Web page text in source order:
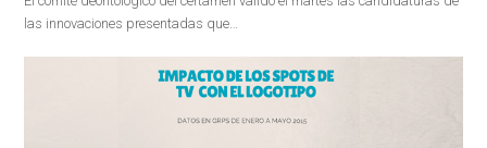
las innovaciones presentadas que…